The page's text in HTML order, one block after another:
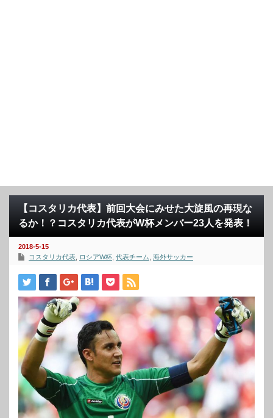
【コスタリカ代表】前回大会にみせた大旋風の再現な
るか！？コスタリカ代表がW杯メンバー23人を発表！
2018-5-15
コスタリカ代表
ロシアW杯 代表チーム 海外サッカー